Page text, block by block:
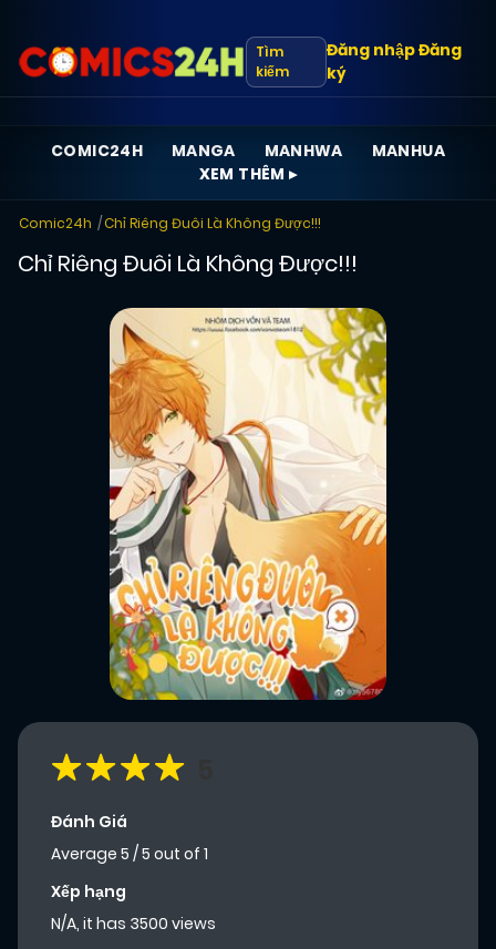
Tìm
kiếm
Đăng nhậpĐăng
ký
COMIC24H MANGA MANHWA
MANHUA
XEM THÊM ▸
Comic24h Chỉ Riêng Đuôi Là Không Được!!!
Chỉ Riêng Đuôi Là Không Được!!!
Đánh Giá
Average 5 /5 out of 1
Xếp hạng
N/A, it has 3500 views